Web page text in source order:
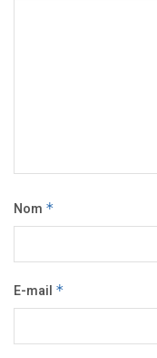
Nom *
E-mail *